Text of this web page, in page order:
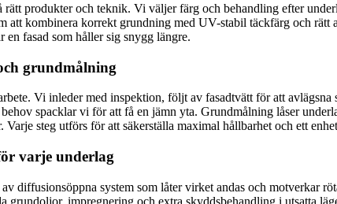
produkter och teknik. Vi väljer färg och behandling efter
att kombinera korrekt grundning med UV-stabil täckfärg och
fasad som håller sig snygg längre.
grundmålning
Vi inleder med inspektion, följt av fasadtvätt för att
spacklar vi för att få en jämn yta. Grundmålning låser
steg utförs för att säkerställa maximal hållbarhet och ett
varje underlag
diffusionsöppna system som låter virket andas och motverkar
grundoljor, impregnering och extra skyddsbehandling i utsatta